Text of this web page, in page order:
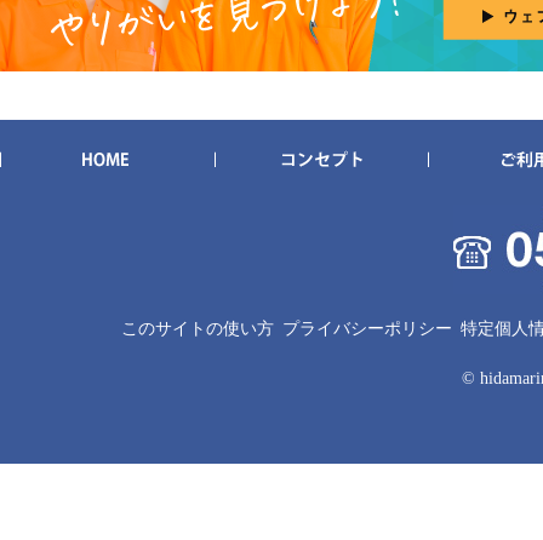
このサイトの使い方 プライバシーポリシー 特定個人
©